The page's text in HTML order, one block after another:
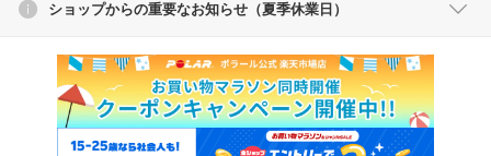
ショップからの重要なお知らせ（夏季休業日）